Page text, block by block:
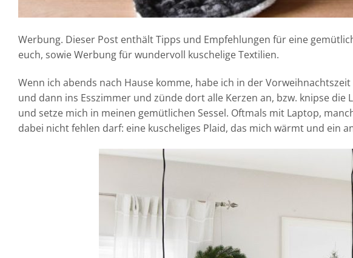
Werbung. Dieser Post enthält Tipps und Empfehlungen für eine
euch, sowie Werbung für wundervoll kuschelige Textilien.
Wenn ich abends nach Hause komme, habe ich in der
und dann ins Esszimmer und zünde dort alle Kerzen an, bzw. knipse die
und setze mich in meinen gemütlichen Sessel. Oftmals mit Laptop,
dabei nicht fehlen darf: eine kuscheliges Plaid, das mich wärmt und ein